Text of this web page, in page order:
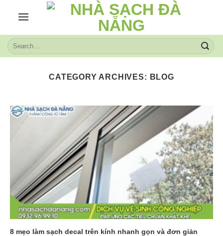
CATEGORY ARCHIVES: BLOG
8 mẹo làm sạch decal trên kính nhanh gọn và đơn giản